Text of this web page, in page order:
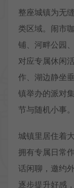
整座城镇为无
类区域。闹市
铺、河畔公园
对应专属休闲
作、湖边静坐
镇举办的派对
节与随机小事。
城镇里居住着
拥有专属日常
话闲聊，邀约
逐步提升好感